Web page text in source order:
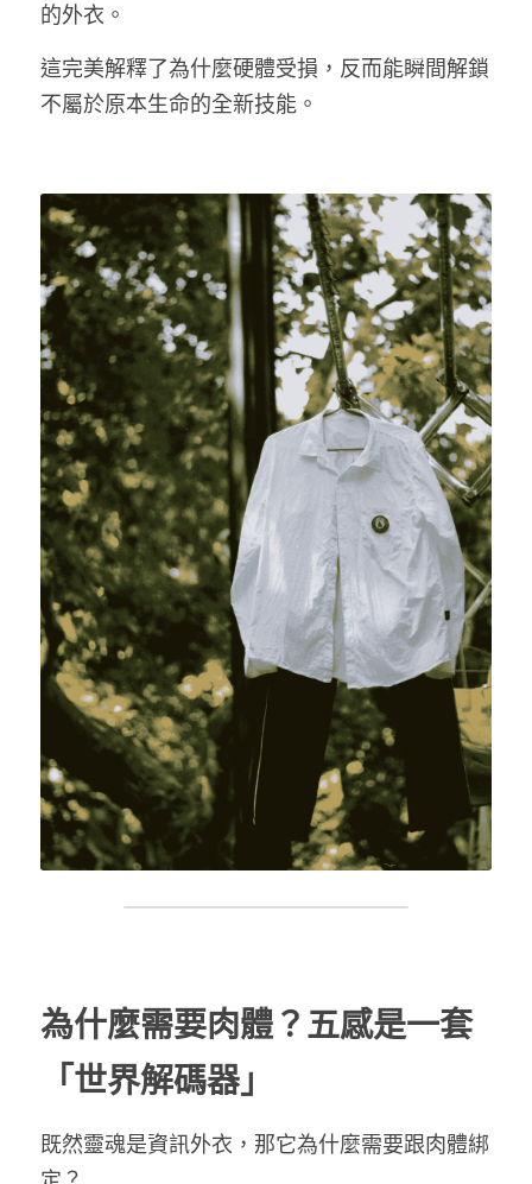
的外衣。
這完美解釋了為什麼硬體受損，反而能瞬間解鎖
不屬於原本生命的全新技能。
為什麼需要肉體？五感是一套
「世界解碼器」
既然靈魂是資訊外衣，那它為什麼需要跟肉體綁